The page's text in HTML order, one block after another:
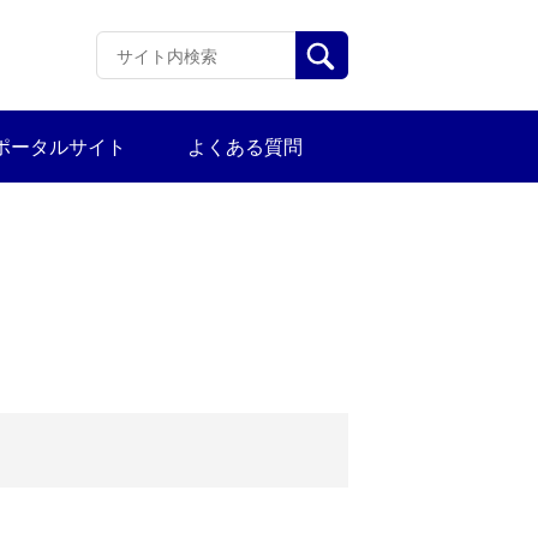
ータルサイト よくある質問